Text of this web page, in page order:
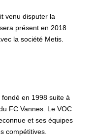
venu disputer la
présent en 2018
la société Metis.
en 1998 suite à
FC Vannes. Le VOC
et ses équipes
compétitives.